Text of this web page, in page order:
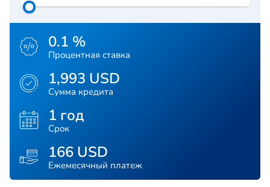
0.1 %
Процентная ставка
1,993 USD
Сумма кредита
1 год
Срок
166 USD
Ежемесячный платеж